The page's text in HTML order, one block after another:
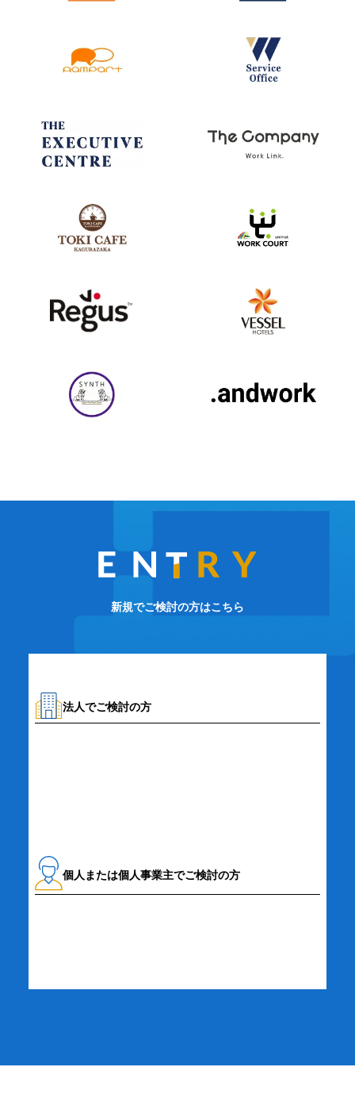
新規でご検討の方はこちら
法人でご検討の方
個人または個人事業主でご検討の方